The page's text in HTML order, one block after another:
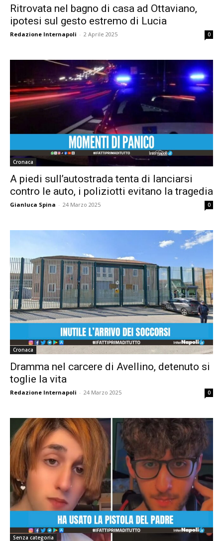
Ritrovata nel bagno di casa ad Ottaviano,
ipotesi sul gesto estremo di Lucia
Redazione Internapoli - 2 Aprile 2025 0
Cronaca
A piedi sull’autostrada tenta di lanciarsi
contro le auto, i poliziotti evitano la tragedia
Gianluca Spina - 24 Marzo 2025 0
Cronaca
Dramma nel carcere di Avellino, detenuto si
toglie la vita
Redazione Internapoli - 24 Marzo 2025 0
Senza categoria